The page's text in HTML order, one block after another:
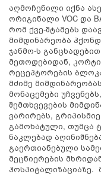
აღმოჩენილი იქნა
ორიგინალი VOC და
რომ ქვე-შტამებს
მიმდინარეობა
ჯანმო-ს
მეთოდებიდან,
რეცეპტორების
მძიმე
მონაცემები
შემთხვევების
ვარირებს,
გამოხატული, თუმცა
ნაკლებად
გაერთიანებული
მეცნიერების
ჰოსპიტალიზაციაზე.